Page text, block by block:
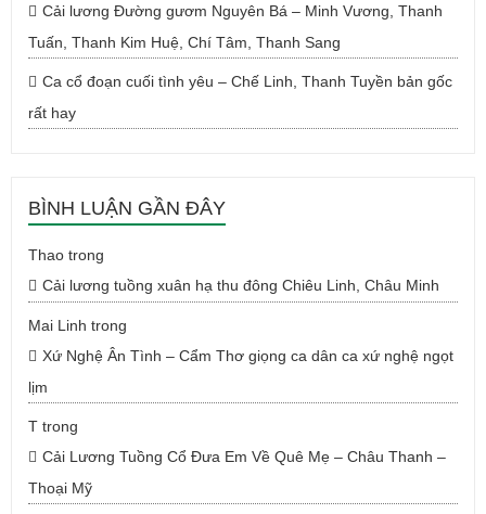
Cải lương Đường gươm Nguyên Bá – Minh Vương, Thanh
Tuấn, Thanh Kim Huệ, Chí Tâm, Thanh Sang
Ca cổ đoạn cuối tình yêu – Chế Linh, Thanh Tuyền bản gốc
rất hay
BÌNH LUẬN GẦN ĐÂY
Thao trong
Cải lương tuồng xuân hạ thu đông Chiêu Linh, Châu Minh
Mai Linh trong
Xứ Nghệ Ân Tình – Cẩm Thơ giọng ca dân ca xứ nghệ ngọt
lịm
T trong
Cải Lương Tuồng Cổ Đưa Em Về Quê Mẹ – Châu Thanh –
Thoại Mỹ